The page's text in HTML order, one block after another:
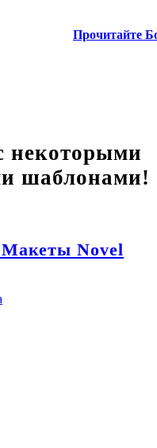
Прочитайте
некоторыми
шаблонами!
Novel